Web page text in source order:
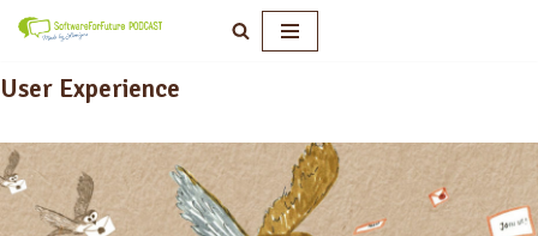
Inhalt
User Experience